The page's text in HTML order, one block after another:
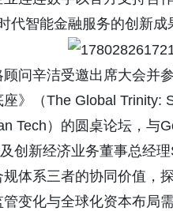
代智能金融服务的创新成
问辛洁受邀出席大会并
》（The Global Trinity:
Tech）的圆桌论坛，与
创新经济业务董事总经
体系三者的协同价值，
变化与全球化资本布局